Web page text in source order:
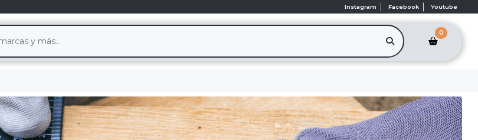
Instagram Facebook Youtube
0